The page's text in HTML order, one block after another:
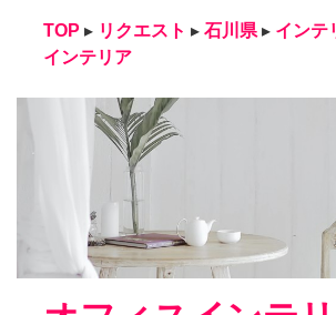
TOP ▸ リクエスト ▸ 石川県 ▸ インテ
インテリア